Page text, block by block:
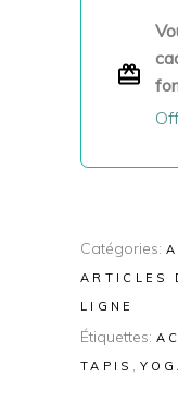
Catégories:
ARTICLES
LIGNE
Étiquettes:
TAPIS ,